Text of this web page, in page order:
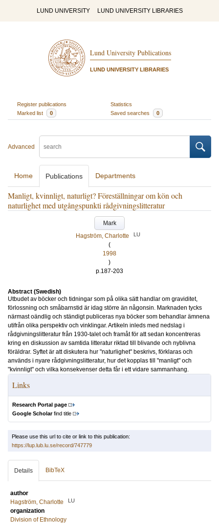
LUND UNIVERSITY LUND UNIVERSITY LIBRARIES
Lund University Publications
LUND UNIVERSITY LIBRARIES
Register publications
Statistics
Marked list
0 Saved searches 0
Advanced
Home Publications Departments
Manligt, kvinnligt, naturligt? Föreställningar om kön och
naturlighet med utgångspunkti rådgivningslitteratur
Mark
Hagström, Charlotte
LU
(
1998
)
p.187-203
Abstract (Swedish)
Utbudet av böcker och tidningar som på olika sätt handlar om graviditet,
förlossning och småbarnstid är idag större än någonsin. Marknaden tycks
närmast oändlig och ständigt publiceras nya böcker som behandlar ämnena
utifrån olika perspektiv och vinklingar. Artikeln inleds med nedslag i
rådgivningslitteratur från 1930-talet och framåt för att sedan koncentreras
kring en diskussion av samtida litteratur riktad till blivande och nyblivna
föräldrar. Syftet är att diskutera hur "naturlighet" beskrivs, förklaras och
används i nyare rådgivningslitteratur, hur det kopplas till "manligt" och
"kvinnligt" och vilka konsekvenser detta får i ett vidare sammanhang.
Links
Research Portal page
Google Scholarfind title
Please use this url to cite or link to this publication:
https://lup.lub.lu.se/record/747779
Details BibTeX
author
Hagström, Charlotte
LU
organization
Division of Ethnology